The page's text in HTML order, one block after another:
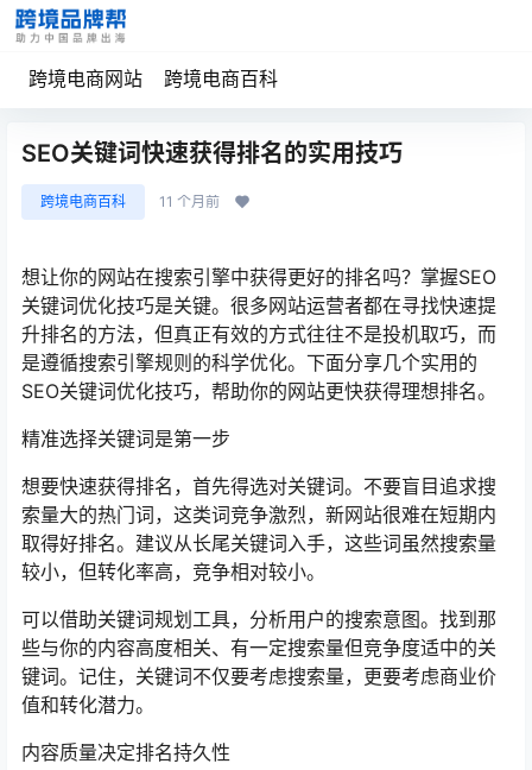
跨境电商网站 跨境电商百科
SEO关键词快速获得排名的实用技巧
跨境电商百科 11 个月前
想让你的网站在搜索引擎中获得更好的排名吗？掌握SEO
关键词优化技巧是关键。很多网站运营者都在寻找快速提
升排名的方法，但真正有效的方式往往不是投机取巧，而
是遵循搜索引擎规则的科学优化。下面分享几个实用的
SEO关键词优化技巧，帮助你的网站更快获得理想排名。
精准选择关键词是第一步
想要快速获得排名，首先得选对关键词。不要盲目追求搜
索量大的热门词，这类词竞争激烈，新网站很难在短期内
取得好排名。建议从长尾关键词入手，这些词虽然搜索量
较小，但转化率高，竞争相对较小。
可以借助关键词规划工具，分析用户的搜索意图。找到那
些与你的内容高度相关、有一定搜索量但竞争度适中的关
键词。记住，关键词不仅要考虑搜索量，更要考虑商业价
值和转化潜力。
内容质量决定排名持久性